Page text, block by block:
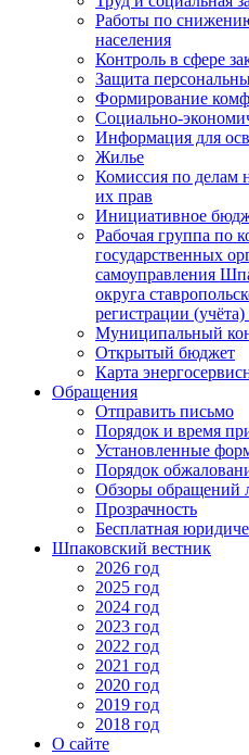
Работы по
населения
Контроль в сфере
Защита
Формирование
Социально-
Информация для
Жилье
Комиссия по делам
их прав
Инициативное
Рабочая группа по
государственных
самоуправления
округа
регистрации (учёта)
Муниципальный
Открытый бюджет
Карта
Обращения
Отправить письмо
Порядок и время
Установленные
Порядок
Обзоры обращений
Прозрачность
Бесплатная
Шпаковский вестник
2026 год
2025 год
2024 год
2023 год
2022 год
2021 год
2020 год
2019 год
2018 год
О сайте